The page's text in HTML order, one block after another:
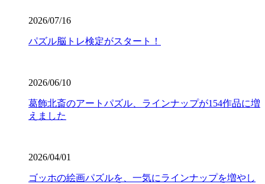
2026/07/16
パズル脳トレ検定がスタート！
2026/06/10
葛飾北斎のアートパズル、ラインナップが154作品に増
えました
2026/04/01
ゴッホの絵画パズルを、一気にラインナップを増やし